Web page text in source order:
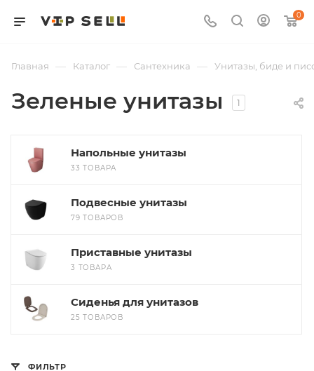
0
Главная — Каталог — Сантехника — Унитазы, биде и
Зеленые унитазы 1
Напольные унитазы
33 ТОВАРА
Подвесные унитазы
79 ТОВАРОВ
Приставные унитазы
3 ТОВАРА
Сиденья для унитазов
25 ТОВАРОВ
ФИЛЬТР